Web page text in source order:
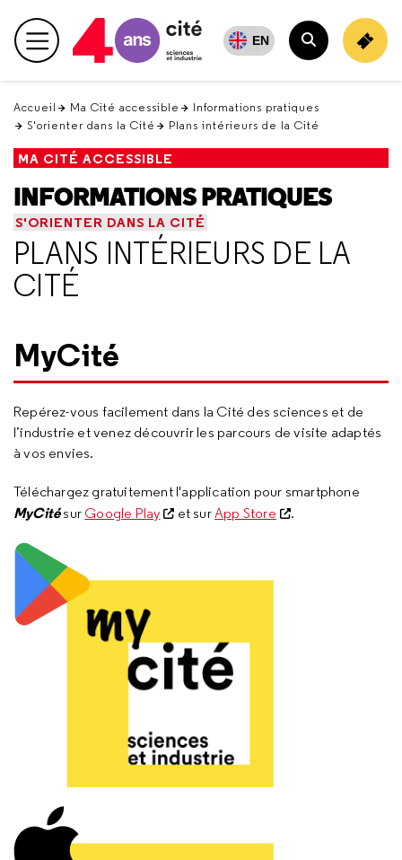
en
haut Menu principal EN
Rechercher
Accueil Ma Cité accessible
Informations pratiques
S'orienter dans la Cité
Plans intérieurs de la Cité
MA CITÉ ACCESSIBLE
INFORMATIONS PRATIQUES
S'ORIENTER DANS LA CITÉ
PLANS INTÉRIEURS DE LA
CITÉ
MyCité
Repérez-vous facilement dans la Cité des sciences et de
l’industrie et venez découvrir les parcours de visite adaptés
à vos envies.
Téléchargez gratuitement l'application pour smartphone
MyCitésur Google Play et surApp Store .